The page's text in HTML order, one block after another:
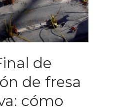
de
de fresa
cómo